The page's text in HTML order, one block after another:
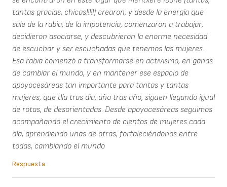
tantas gracias, chicas!!!!!) crearon, y desde la energía que
sale de la rabia, de la impotencia, comenzaron a trabajar,
decidieron asociarse, y descubrieron la enorme necesidad
de escuchar y ser escuchadas que tenemos las mujeres.
Esa rabia comenzó a transformarse en activismo, en ganas
de cambiar el mundo, y en mantener ese espacio de
apoyocesáreas tan importante para tantas y tantas
mujeres, que día tras día, año tras año, siguen llegando igual
de rotas, de desorientadas. Desde apoyocesáreas seguimos
acompañando el crecimiento de cientos de mujeres cada
día, aprendiendo unas de otras, fortaleciéndonos entre
todas, cambiando el mundo
Respuesta